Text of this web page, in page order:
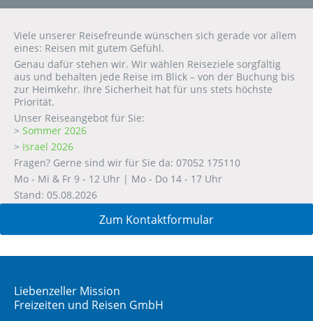
Viele unserer Reisefreunde wünschen sich gerade vor allem
eines: Reisen mit gutem Gefühl.
Genau dafür stehen wir. Wir wählen Reiseziele sorgfältig
aus und behalten jede Reise im Blick – von der Buchung bis
zur Heimkehr. Ihre Sicherheit hat für uns stets höchste
Priorität.
Unser Reiseangebot für Sie:
> Sommer 2026
> Israel 2026
Fragen? Gerne sind wir für Sie da: 07052 175110
Mo - Mi & Fr 9 - 12 Uhr | Mo - Do 14 - 17 Uhr
Stand: 05.08.2026
Zum Kontaktformular
Liebenzeller Mission
Freizeiten und Reisen GmbH